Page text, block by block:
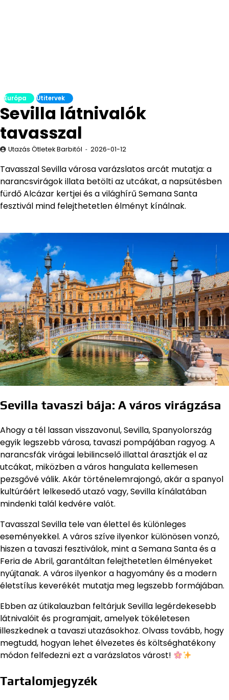
Európa Útitervek
Sevilla látnivalók
tavasszal
Utazás Ötletek Barbitól 2026-01-12
Tavasszal Sevilla városa varázslatos arcát mutatja: a
narancsvirágok illata betölti az utcákat, a napsütésben
fürdő Alcázar kertjei és a világhírű Semana Santa
fesztivál mind felejthetetlen élményt kínálnak.
Sevilla tavaszi bája: A város virágzása
Ahogy a tél lassan visszavonul, Sevilla, Spanyolország
egyik legszebb városa, tavaszi pompájában ragyog. A
narancsfák virágai lebilincselő illattal árasztják el az
utcákat, miközben a város hangulata kellemesen
pezsgővé válik. Akár történelemrajongó, akár a spanyol
kultúráért lelkesedő utazó vagy, Sevilla kínálatában
mindenki talál kedvére valót.
Tavasszal Sevilla tele van élettel és különleges
eseményekkel. A város szíve ilyenkor különösen vonzó,
hiszen a tavaszi fesztiválok, mint a Semana Santa és a
Feria de Abril, garantáltan felejthetetlen élményeket
nyújtanak. A város ilyenkor a hagyomány és a modern
életstílus keverékét mutatja meg legszebb formájában.
Ebben az útikalauzban feltárjuk Sevilla legérdekesebb
látnivalóit és programjait, amelyek tökéletesen
illeszkednek a tavaszi utazásokhoz. Olvass tovább, hogy
megtudd, hogyan lehet élvezetes és költséghatékony
módon felfedezni ezt a varázslatos várost!
Tartalomjegyzék